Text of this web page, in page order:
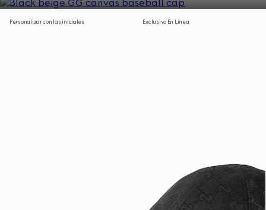
Personalizar con las iniciales Exclusivo En Línea